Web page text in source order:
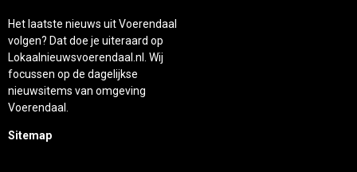
Het laatste nieuws uit Voerendaal
volgen? Dat doe je uiteraard op
Lokaalnieuwsvoerendaal.nl. Wij
focussen op de dagelijkse
nieuwsitems van omgeving
Voerendaal.
Sitemap